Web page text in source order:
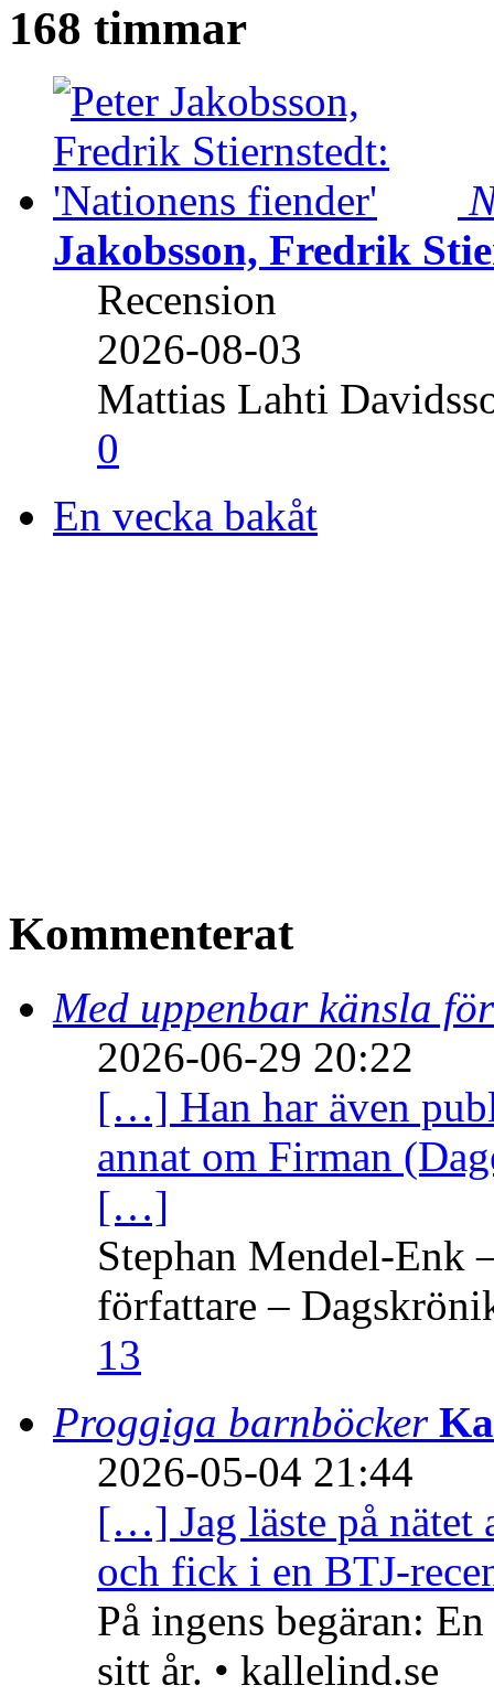
168 timmar
Jakobsson, Fredrik
Recension
2026-08-03
Mattias Lahti
0
En vecka bakåt
Kommenterat
Med uppenbar känsla
2026-06-29 20:22
[…] Han har även
annat om Firman
[…]
Stephan Mendel-Enk
författare –
13
Proggiga barnböcker
2026-05-04 21:44
[…] Jag läste på nätet
och fick i en BTJ-
På ingens begäran:
sitt år. • kallelind.se